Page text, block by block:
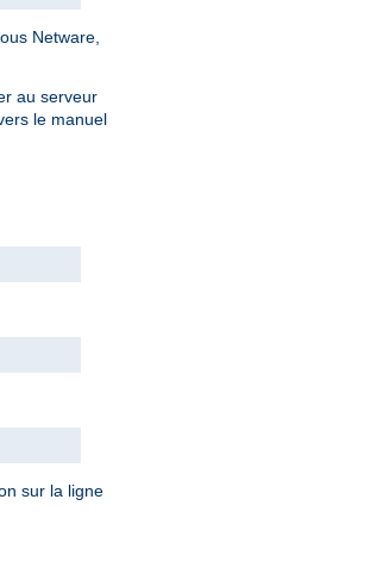
Netware,
au serveur
le manuel
sur la ligne